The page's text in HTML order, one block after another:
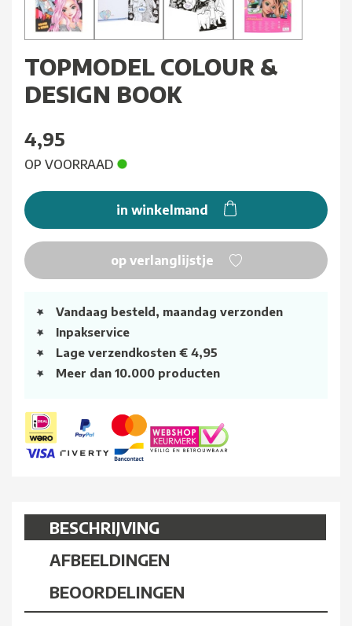
TOPMODEL COLOUR &
DESIGN BOOK
4,95
OP VOORRAAD
in winkelmand
op verlanglijstje
Vandaag besteld, maandag verzonden
Inpakservice
Lage verzendkosten € 4,95
Meer dan 10.000 producten
BESCHRIJVING
AFBEELDINGEN
BEOORDELINGEN